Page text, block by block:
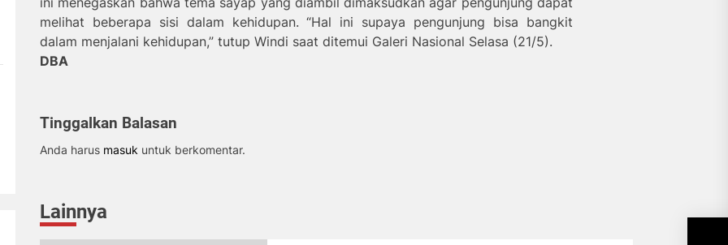
melihat beberapa sisi dalam kehidupan. “Hal ini supaya pengunjung bisa bangkit
dalam menjalani kehidupan,” tutup Windi saat ditemui Galeri Nasional Selasa (21/5).
DBA
Tinggalkan Balasan
Anda harus masuk untuk berkomentar.
Lainnya